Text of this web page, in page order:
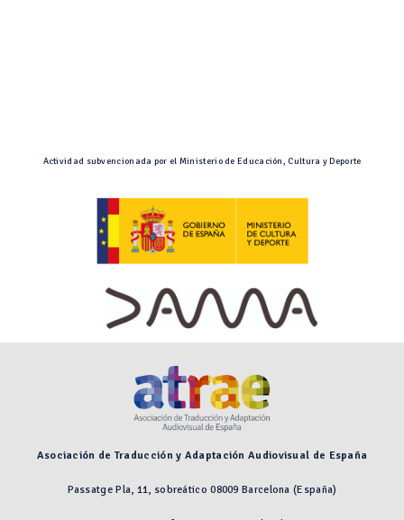
Actividad subvencionada por el Ministerio de Educación, Cultura y Deporte
Asociación de Traducción y Adaptación Audiovisual de España
Passatge Pla, 11, sobreático 08009 Barcelona (España)